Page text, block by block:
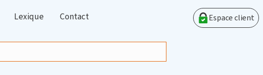
Lexique Contact Espace client